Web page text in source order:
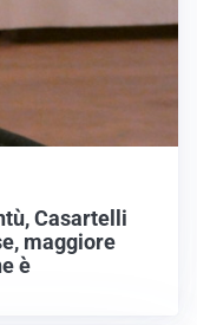
Casartelli
maggiore
è